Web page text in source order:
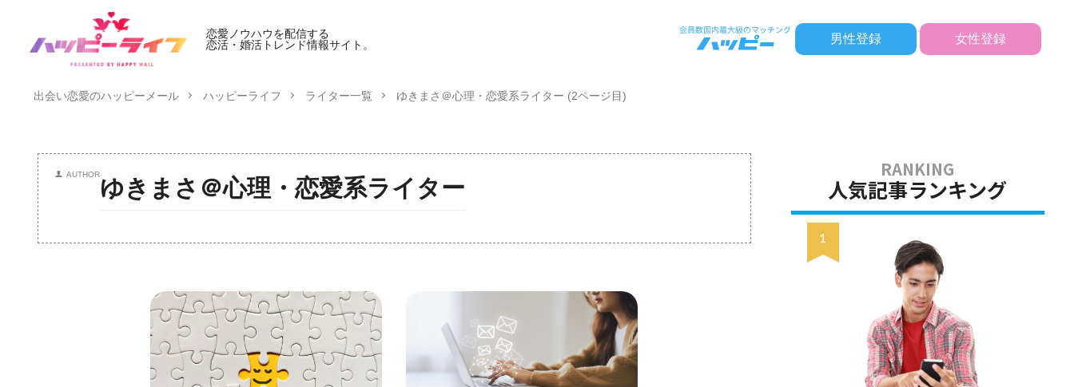
恋愛ノウハウを配信する
恋活・婚活トレンド情報サイト。
男性登録 女性登録
出会い恋愛のハッピーメール ハッピーライフ ライター一覧 ゆきまさ＠心理・恋愛系ライター (2ページ目)
AUTHOR
ゆきまさ＠心理・恋愛系ライター 人気記事ランキング